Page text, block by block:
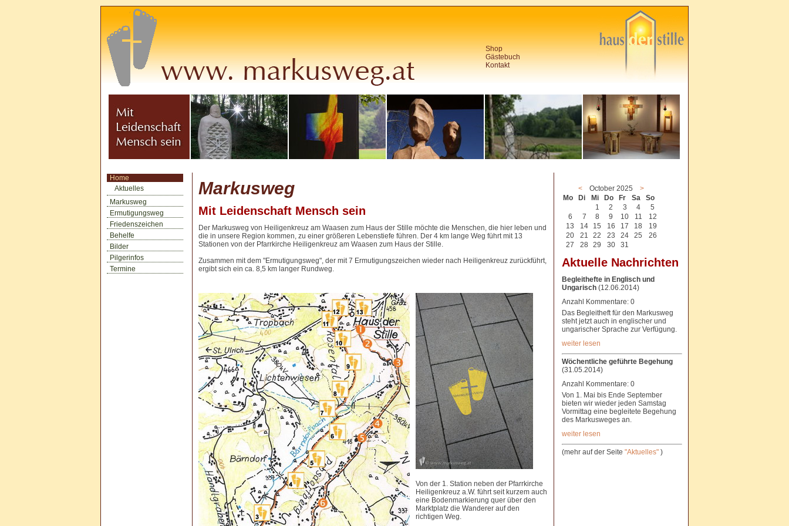
Shop
Gästebuch
Kontakt
Home
Aktuelles
Markusweg
Ermutigungsweg
Friedenszeichen
Behelfe
Bilder
Pilgerinfos
Termine
Markusweg
Mit Leidenschaft Mensch sein
Der Markusweg von Heiligenkreuz am Waasen zum Haus der Stille möchte die Menschen, die hier leben und
die in unsere Region kommen, zu einer größeren Lebenstiefe führen. Der 4 km lange Weg führt mit 13
Stationen von der Pfarrkirche Heiligenkreuz am Waasen zum Haus der Stille.
Zusammen mit dem "Ermutigungsweg", der mit 7 Ermutigungszeichen wieder nach Heiligenkreuz zurückführt,
ergibt sich ein ca. 8,5 km langer Rundweg.
Von der 1. Station neben der Pfarrkirche
Heiligenkreuz a.W. führt seit kurzem auch
eine Bodenmarkierung quer über den
Marktplatz die Wanderer auf den
richtigen Weg.
< October 2025
>
Mo
Di Mi Do Fr Sa
So
1
2 3 4
5
6
7 8 9 10 11
12
13
14 15 16 17 18
19
20
21 22 23 24 25
26
27
28 29 30 31
Aktuelle Nachrichten
Begleithefte in Englisch und
Ungarisch (12.06.2014)
Anzahl Kommentare: 0
Das Begleitheft für den Markusweg
steht jetzt auch in englischer und
ungarischer Sprache zur Verfügung.
weiter lesen
Wöchentliche geführte Begehung
(31.05.2014)
Anzahl Kommentare: 0
Von 1. Mai bis Ende September
bieten wir wieder jeden Samstag
Vormittag eine begleitete Begehung
des Markusweges an.
weiter lesen
(mehr auf der Seite "Aktuelles" )